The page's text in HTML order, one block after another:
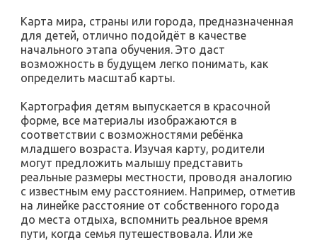
Карта мира, страны или города, предназначенная
для детей, отлично подойдёт в качестве
начального этапа обучения. Это даст
возможность в будущем легко понимать, как
определить масштаб карты.
Картография детям выпускается в красочной
форме, все материалы изображаются в
соответствии с возможностями ребёнка
младшего возраста. Изучая карту, родители
могут предложить малышу представить
реальные размеры местности, проводя аналогию
с известным ему расстоянием. Например, отметив
на линейке расстояние от собственного города
до места отдыха, вспомнить реальное время
пути, когда семья путешествовала. Или же